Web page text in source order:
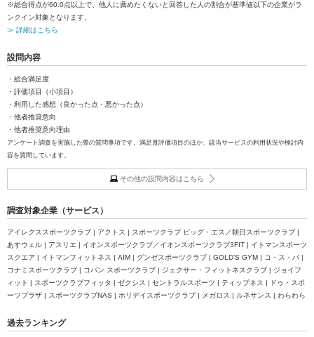
※総合得点が60.0点以上で、他人に薦めたくないと回答した人の割合が基準値以下の企業がラ
ンクイン対象となります。
≫ 詳細はこちら
設問内容
・総合満足度
・評価項目（小項目）
・利用した感想（良かった点・悪かった点）
・他者推奨意向
・他者推奨意向理由
アンケート調査を実施した際の質問事項です。満足度評価項目のほか、該当サービスの利用状況や検討内
容を質問しています。
その他の設問内容はこちら
調査対象企業（サービス）
アイレクススポーツクラブ | アクトス | スポーツクラブ ビッグ・エス／朝日スポーツクラブ |
あすウェル | アスリエ | イオンスポーツクラブ／イオンスポーツクラブ3FIT | イトマンスポーツ
スクエア | イトマンフィットネス | AIM | グンゼスポーツクラブ | GOLD’S GYM | コ・ス・パ |
コナミスポーツクラブ | コパン スポーツクラブ | ジェクサー・フィットネスクラブ | ジョイフ
ィット | スポーツクラブフィッタ | ゼクシス | セントラルスポーツ | ティップネス | ドゥ・スポ
ーツプラザ | スポーツクラブNAS | ホリデイスポーツクラブ | メガロス | ルネサンス | わらわら
過去ランキング